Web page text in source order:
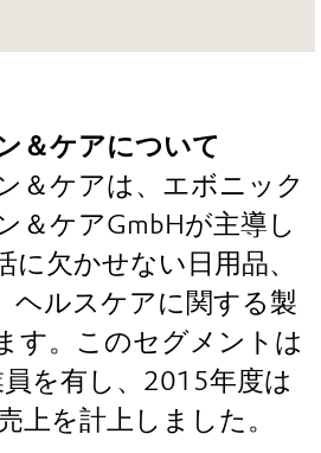
＆ケアについて
＆ケアは、エボニック
＆ケアGmbHが主導し
に欠かせない日用品、
ヘルスケアに関する製
す。このセグメントは
を有し、2015年度は
上を計上しました。